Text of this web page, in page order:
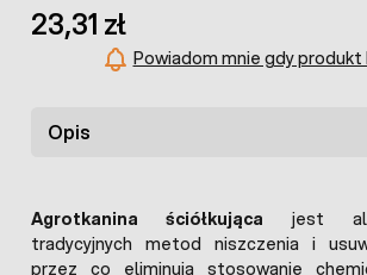
23,31 zł
Powiadom mnie gdy
Opis
Agrotkanina ściółkująca jest
tradycyjnych metod niszczenia i
przez co eliminują stosowanie